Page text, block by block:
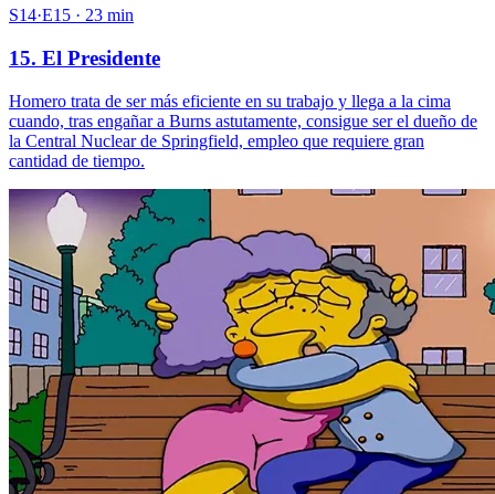
S14·E15 · 23 min
15. El Presidente
Homero trata de ser más eficiente en su trabajo y llega a la cima
cuando, tras engañar a Burns astutamente, consigue ser el dueño de
la Central Nuclear de Springfield, empleo que requiere gran
cantidad de tiempo.